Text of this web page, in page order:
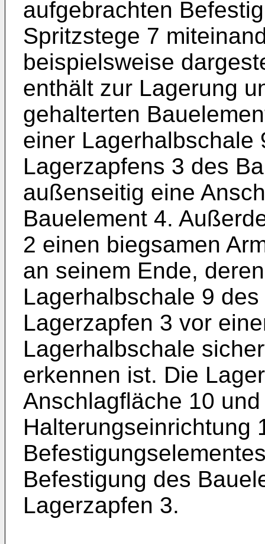
aufgebrachten
Spritzstege 7
beispielsweise
enthält zur Lagerung
gehalterten
einer Lagerhalbschale
Lagerzapfens 3 des
außenseitig eine
Bauelement 4.
2 einen biegsamen
an seinem Ende,
Lagerhalbschale 9
Lagerzapfen 3 vor
Lagerhalbschale
erkennen ist. Die
Anschlagfläche 10
Halterungseinrichtung
Befestigung des
Lagerzapfen 3.